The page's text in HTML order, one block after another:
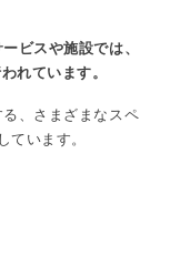
ビスや施設では、
れています。
、さまざまなスペ
ています。